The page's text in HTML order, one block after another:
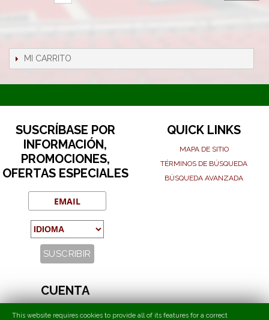
MI CARRITO
SUSCRÍBASE POR
INFORMACIÓN,
PROMOCIONES,
OFERTAS ESPECIALES
QUICK LINKS
MAPA DE SITIO
TÉRMINOS DE BÚSQUEDA
BÚSQUEDA AVANZADA
CUENTA
This website requires cookies to provide all of its features for a correct